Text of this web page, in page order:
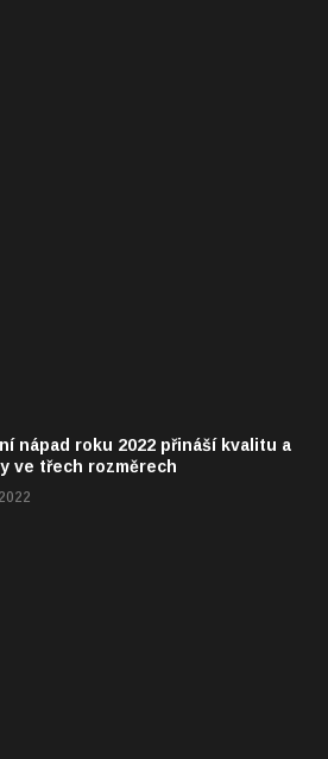
nápad roku 2022 přináší kvalitu a
ve třech rozměrech